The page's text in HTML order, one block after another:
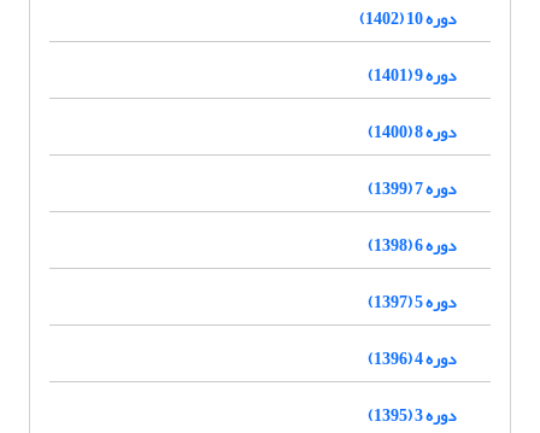
دوره 10 (1402)
دوره 9 (1401)
دوره 8 (1400)
دوره 7 (1399)
دوره 6 (1398)
دوره 5 (1397)
دوره 4 (1396)
دوره 3 (1395)